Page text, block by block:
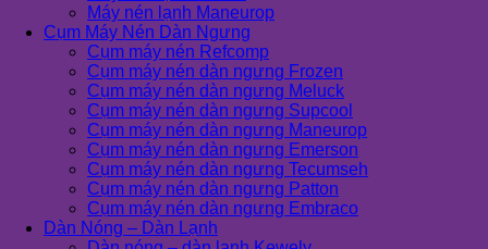
Máy nén lạnh Maneurop
Cụm Máy Nén Dàn Ngưng
Cụm máy nén Refcomp
Cụm máy nén dàn ngưng Frozen
Cụm máy nén dàn ngưng Meluck
Cụm máy nén dàn ngưng Supcool
Cụm máy nén dàn ngưng Maneurop
Cụm máy nén dàn ngưng Emerson
Cụm máy nén dàn ngưng Tecumseh
Cụm máy nén dàn ngưng Patton
Cụm máy nén dàn ngưng Embraco
Dàn Nóng – Dàn Lạnh